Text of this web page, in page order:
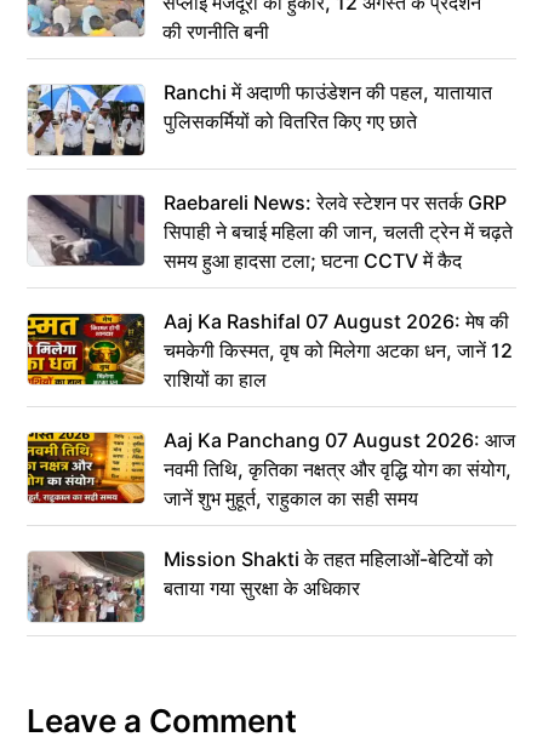
की रणनीति बनी
Ranchi में अदाणी फाउंडेशन की पहल, यातायात
पुलिसकर्मियों को वितरित किए गए छाते
Raebareli News: रेलवे स्टेशन पर सतर्क GRP
सिपाही ने बचाई महिला की जान, चलती ट्रेन में चढ़ते
समय हुआ हादसा टला; घटना CCTV में कैद
Aaj Ka Rashifal 07 August 2026: मेष की
चमकेगी किस्मत, वृष को मिलेगा अटका धन, जानें 12
राशियों का हाल
Aaj Ka Panchang 07 August 2026: आज
नवमी तिथि, कृतिका नक्षत्र और वृद्धि योग का संयोग,
जानें शुभ मुहूर्त, राहुकाल का सही समय
Mission Shakti के तहत महिलाओं-बेटियों को
बताया गया सुरक्षा के अधिकार
Leave a Comment